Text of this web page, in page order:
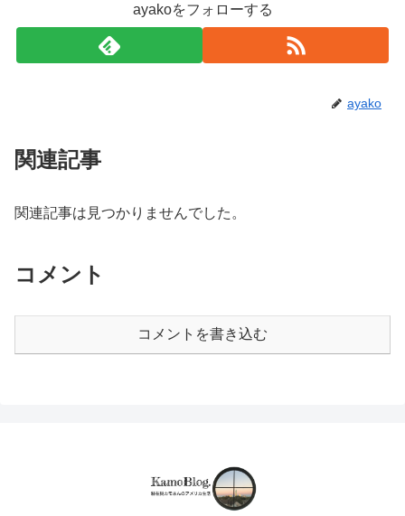
ayakoをフォローする
ayako
関連記事
関連記事は見つかりませんでした。
コメント
コメントを書き込む